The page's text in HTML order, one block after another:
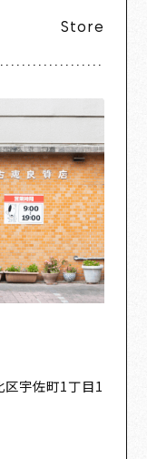
Store
宇佐町1丁目1